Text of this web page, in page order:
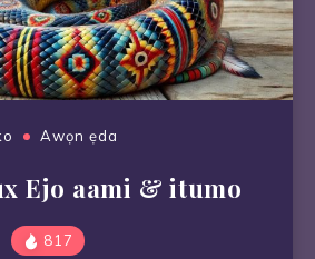
Awọn ẹda
Ejo aami & itumo
817